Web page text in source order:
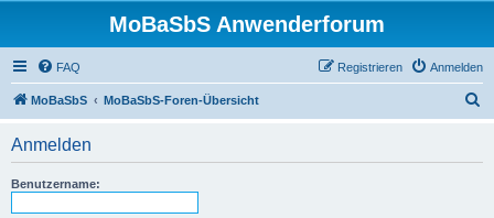
MoBaSbS Anwenderforum
FAQ Anmelden
Registrieren
MoBaSbS MoBaSbS-Foren-Übersicht
Anmelden
Benutzername: